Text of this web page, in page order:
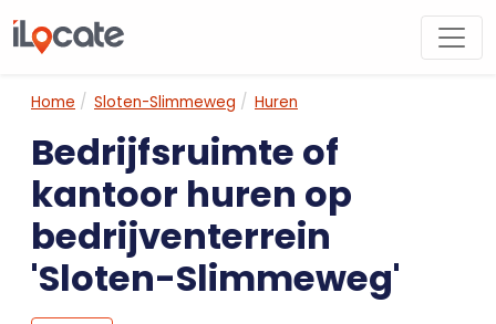
Home Sloten-Slimmeweg Huren
Bedrijfsruimte of
kantoor huren op
bedrijventerrein
'Sloten-Slimmeweg'